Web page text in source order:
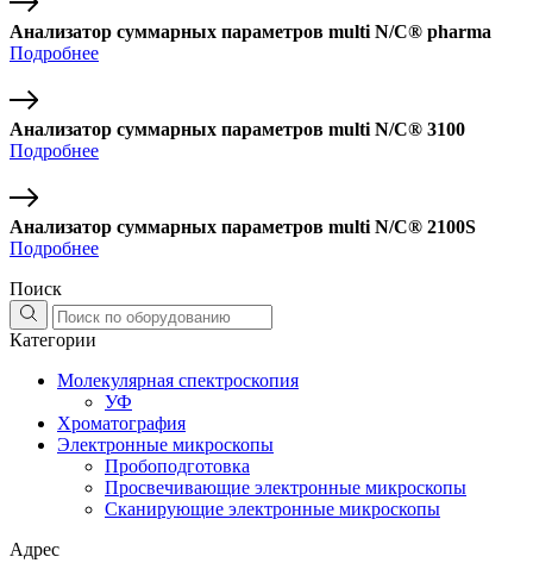
Анализатор суммарных параметров multi N/C® pharma
Подробнее
Анализатор суммарных параметров multi N/C® 3100
Подробнее
Анализатор суммарных параметров multi N/C® 2100S
Подробнее
Поиск
Категории
Молекулярная спектроскопия
УФ
Хроматография
Электронные микроскопы
Пробоподготовка
Просвечивающие электронные микроскопы
Сканирующие электронные микроскопы
Адрес